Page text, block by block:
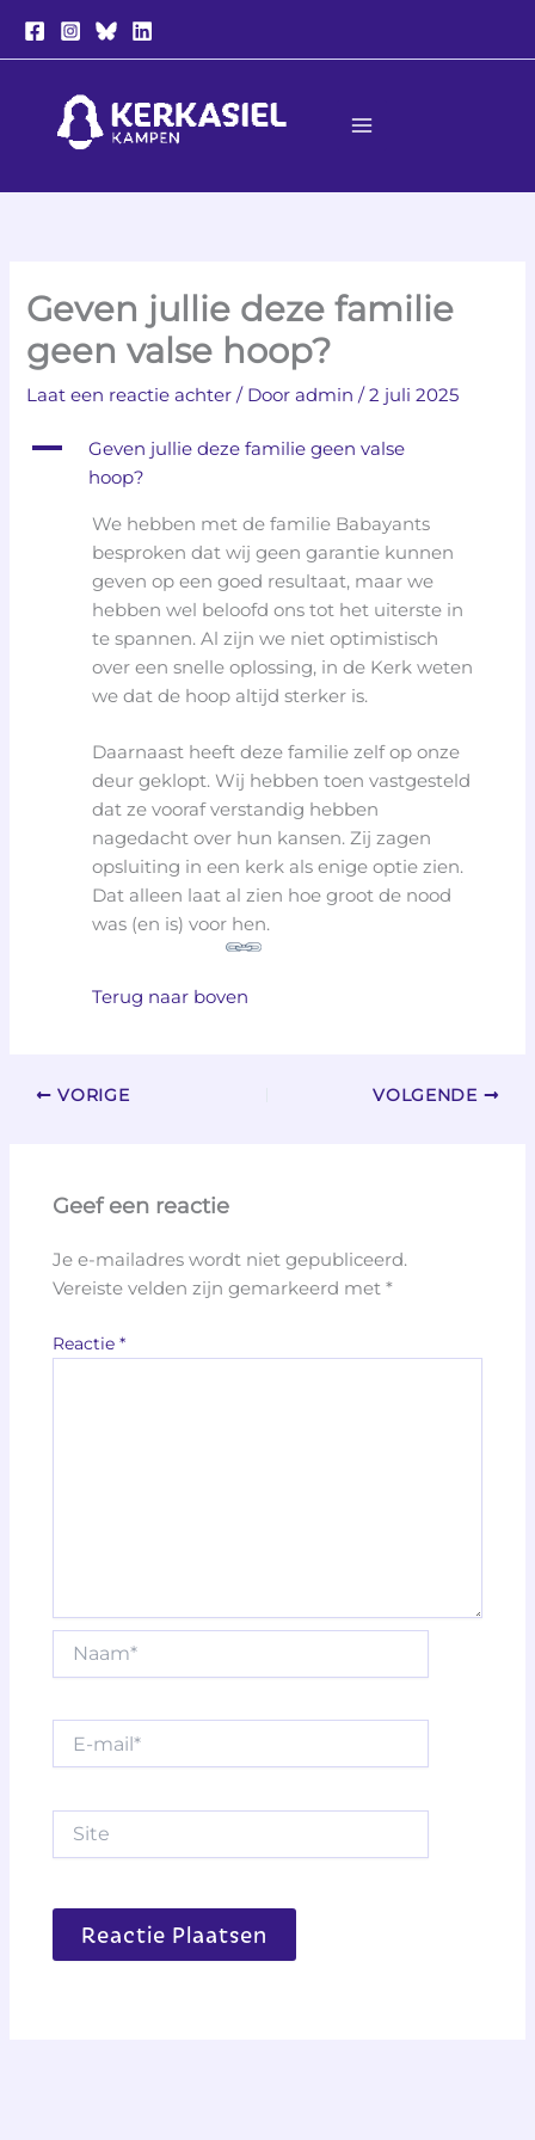
naar
Geven jullie deze familie
geen valse hoop?
Laat een reactie achter / Dooradmin/2 juli 2025
A
Geven jullie deze familie geen valse
hoop?
We hebben met de familie Babayants
besproken dat wij geen garantie kunnen
geven op een goed resultaat, maar we
hebben wel beloofd ons tot het uiterste in
te spannen. Al zijn we niet optimistisch
over een snelle oplossing, in de Kerk weten
we dat de hoop altijd sterker is.
Daarnaast heeft deze familie zelf op onze
deur geklopt. Wij hebben toen vastgesteld
dat ze vooraf verstandig hebben
nagedacht over hun kansen. Zij zagen
opsluiting in een kerk als enige optie zien.
Dat alleen laat al zien hoe groot de nood
was (en is) voor hen.
Terug naar boven
VORIGE VOLGENDE
Geef een reactie
Je e-mailadres wordt niet gepubliceerd.
Vereiste velden zijn gemarkeerd met*
Reactie*
mail*
Site